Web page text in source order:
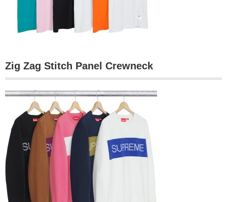
Zig Zag Stitch Panel Crewneck